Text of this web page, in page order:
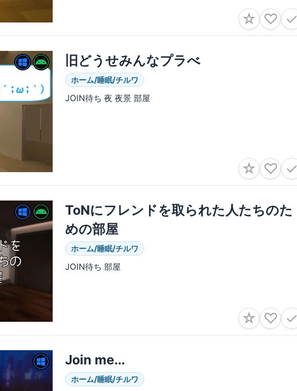
☆ ♡ ✓
旧どうせみんなプラべ
ホーム/睡眠/チルワ
JOIN待ち 夜 夜景 部屋
☆ ♡ ✓
ToNにフレンドを取られた人たちのた
めの部屋
ホーム/睡眠/チルワ
JOIN待ち 部屋
☆ ♡ ✓
Join me․․․
ホーム/睡眠/チルワ